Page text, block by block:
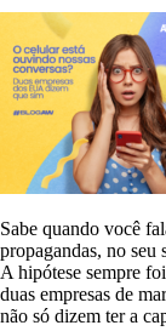
Sabe quando você
propagandas, no seu
A hipótese sempre
duas empresas de
não só dizem ter a